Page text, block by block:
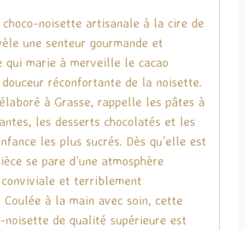
noisette artisanale à la cire de
une senteur gourmande et
qui marie à merveille le cacao
réconfortante de la noisette.
à Grasse, rappelle les pâtes à
les desserts chocolatés et les
les plus sucrés. Dès qu’elle est
se pare d’une atmosphère
conviviale et terriblement
Coulée à la main avec soin, cette
noisette de qualité supérieure est